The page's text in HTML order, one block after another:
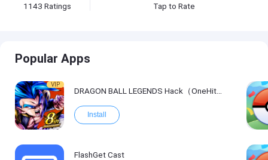
1143 Ratings Tap to Rate
Popular Apps
VIP
DRAGON BALL LEGENDS Hack（OneHitKill）
Install
FlashGet Cast